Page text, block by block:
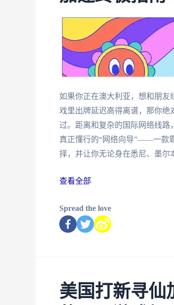
如果你正在澳大利亚，想和朋友
戏里出牌延迟高得离谱，那你绝
过。距离和复杂的国际网络线路
真正懂行的“网络向导”——一款
择，并让你无论身在悉尼、墨尔
查看全部
Spread the love
美国打新寻仙